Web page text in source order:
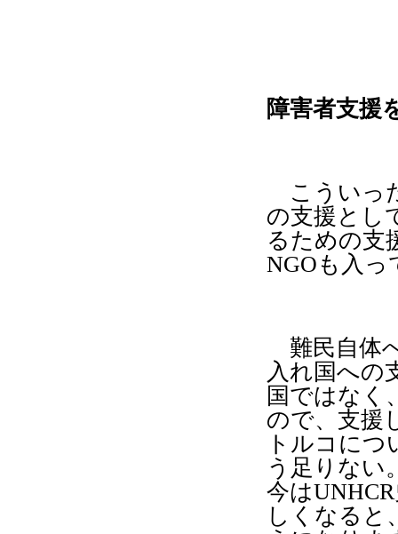
障害者支援
こういっ
の支援とし
るための支
NGOも入っ
難民自体
入れ国への
国ではなく
ので、支援
トルコに
う足りない
今はUNHCR
しくなると